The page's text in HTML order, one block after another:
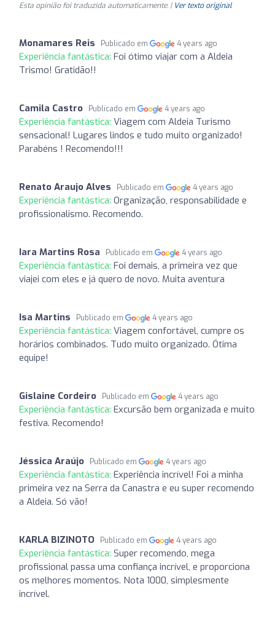
Esta opinião foi traduzida automaticamente. | Ver texto original
Monamares Reis Publicado em 4 years ago
Experiência fantástica: Foi ótimo viajar com a Aldeia
Trismo! Gratidão!!
Camila Castro Publicado em 4 years ago
Experiência fantástica: Viagem com Aldeia Turismo
sensacional! Lugares lindos e tudo muito organizado!
Parabéns ! Recomendo!!!
Renato Araujo Alves Publicado em 4 years ago
Experiência fantástica: Organização, responsabilidade e
profissionalismo. Recomendo.
Iara Martins Rosa Publicado em 4 years ago
Experiência fantástica: Foi demais, a primeira vez que
viajei com eles e já quero de novo. Muita aventura
Isa Martins Publicado em 4 years ago
Experiência fantástica: Viagem confortável, cumpre os
horários combinados. Tudo muito organizado. Ótima
equipe!
Gislaine Cordeiro Publicado em 4 years ago
Experiência fantástica: Excursão bem organizada e muito
festiva. Recomendo!
Jéssica Araújo Publicado em 4 years ago
Experiência fantástica: Experiência incrível! Foi a minha
primeira vez na Serra da Canastra e eu super recomendo
a Aldeia. Só vão!
KARLA BIZINOTO Publicado em 4 years ago
Experiência fantástica: Super recomendo, mega
profissional passa uma confiança incrível, e proporciona
os melhores momentos. Nota 1000, simplesmente
incrível.